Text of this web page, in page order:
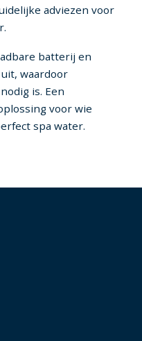
adviezen voor
batterij en
waardoor
is. Een
voor wie
spa water.